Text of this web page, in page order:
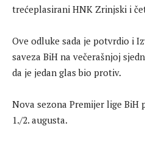
trećeplasirani HNK Zrinjski i
Ove odluke sada je potvrdio i
saveza BiH na večerašnjoj
da je jedan glas bio protiv.
Nova sezona Premijer lige BiH
1./2. augusta.